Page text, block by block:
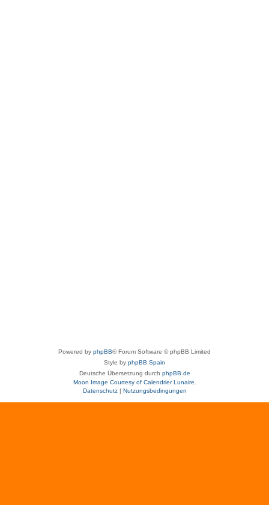
Powered by phpBB® Forum Software © phpBB Limited
Style by phpBB Spain
Deutsche Übersetzung durch phpBB.de
Moon Image Courtesy of Calendrier Lunaire.
Datenschutz| Nutzungsbedingungen